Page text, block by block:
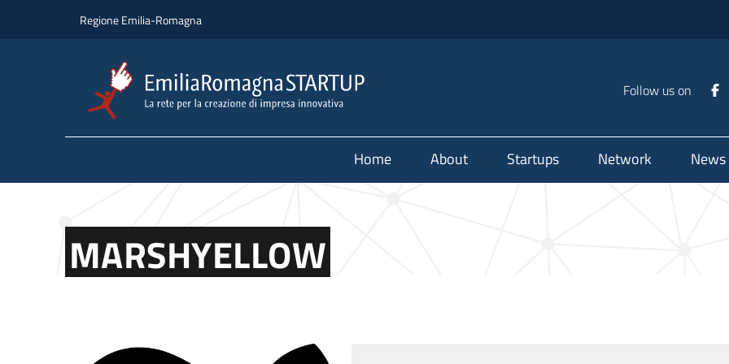
Regione Emilia-Romagna
Follow us on
Home About Startups Network News
MARSHYELLOW